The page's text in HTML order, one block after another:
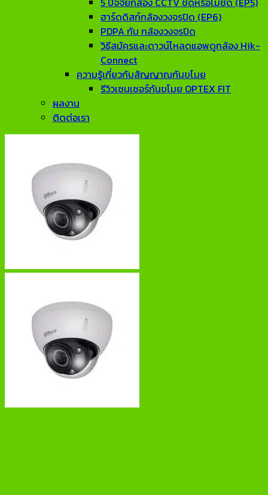
ฮาร์ดดิสก์กล้องวงจรปิด (EP6)
PDPA กับ กล้องวงจรปิด
วิธีสมัครและดาวน์โหลดแอพดูกล้อง Hik-
Connect
ความรู้เกี่ยวกับสัญญาณกันขโมย
รีวิวเซนเซอร์กันขโมย OPTEX FIT
ผลงาน
ติดต่อเรา